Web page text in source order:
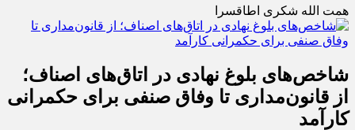
همت الله شکری اطاقسرا
شاخص‌های بلوغ نهادی در اتاق‌های اصناف؛
از قانون‌مداری تا وفاق صنفی برای حکمرانی
کارآمد